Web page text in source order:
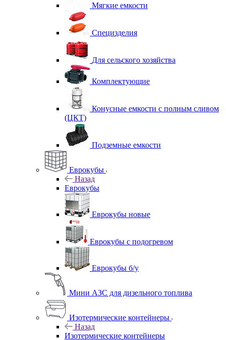
Мягкие емкости
Специзделия
Для сельского хозяйства
Комплектующие
Конусные емкости с полным сливом
(ЦКТ)
Подземные емкости
Еврокубы
Назад
Еврокубы
Еврокубы новые
Еврокубы с подогревом
Еврокубы б/у
Мини АЗС для дизельного топлива
Изотермические контейнеры
Назад
Изотермические контейнеры